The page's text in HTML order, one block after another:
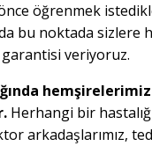
öğrenmek
bu noktada sizlere
veriyoruz.
Herhangi bir
arkadaşlarımız,